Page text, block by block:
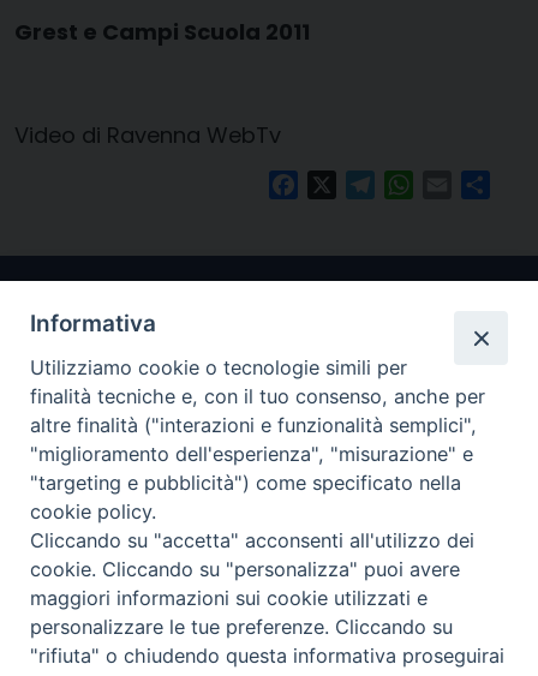
Grest e Campi Scuola 2011
Video di Ravenna WebTv
FacebookTelegramWhatsApp
Email
Arcidiocesi di Ravenna-Cervia
CONTATTI
Piazza Arcivescovado, 1 48121- Ravenna
tel 0544.541655
curia@diocesiravennacervia.it
Informativa
Utilizziamo cookie o tecnologie simili per
finalità tecniche e, con il tuo consenso, anche per
altre finalità ("interazioni e funzionalità semplici",
"miglioramento dell'esperienza", "misurazione" e
"targeting e pubblicità") come specificato nella
cookie policy.
Cliccando su "accetta" acconsenti all'utilizzo dei
cookie. Cliccando su "personalizza" puoi avere
maggiori informazioni sui cookie utilizzati e
personalizzare le tue preferenze. Cliccando su
"rifiuta" o chiudendo questa informativa proseguirai